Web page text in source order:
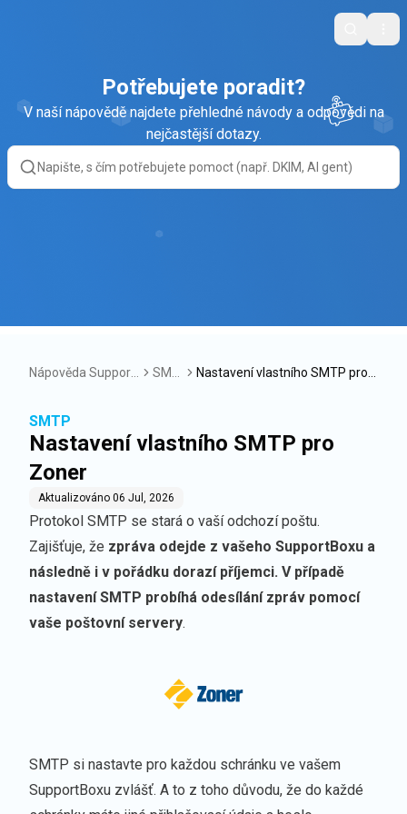
Search
Potřebujete poradit?
V naší nápovědě najdete přehledné návody a odpovědi na
nejčastější dotazy.
Nápověda Support
SMT
Nastavení vlastního SMTP pro
SMTP
Nastavení vlastního SMTP pro
Zoner
Aktualizováno 06 Jul, 2026
Protokol SMTP se stará o vaší odchozí poštu.
Zajišťuje, že zpráva odejde z vašeho SupportBoxu a
následně i v pořádku dorazí příjemci. V případě
nastavení SMTP probíhá odesílání zpráv pomocí
vaše poštovní servery.
SMTP si nastavte pro každou schránku ve vašem
SupportBoxu zvlášť. A to z toho důvodu, že do každé